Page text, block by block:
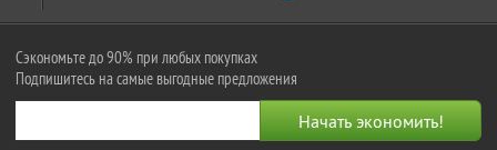
Сэкономьте до 90% при любых покупках
Подпишитесь на самые выгодные предложения